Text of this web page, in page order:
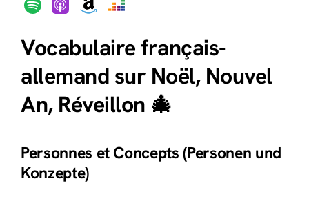
Vocabulaire français-
allemand sur Noël, Nouvel
An, Réveillon 🎄
Personnes et Concepts (Personen und
Konzepte)